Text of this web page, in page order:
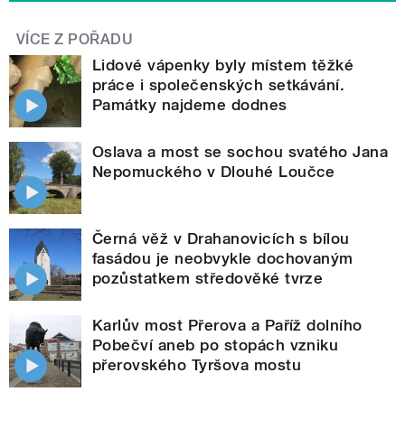
VÍCE Z POŘADU
Lidové vápenky byly místem těžké
práce i společenských setkávání.
Památky najdeme dodnes
Oslava a most se sochou svatého Jana
Nepomuckého v Dlouhé Loučce
Černá věž v Drahanovicích s bílou
fasádou je neobvykle dochovaným
pozůstatkem středověké tvrze
Karlův most Přerova a Paříž dolního
Pobečví aneb po stopách vzniku
přerovského Tyršova mostu